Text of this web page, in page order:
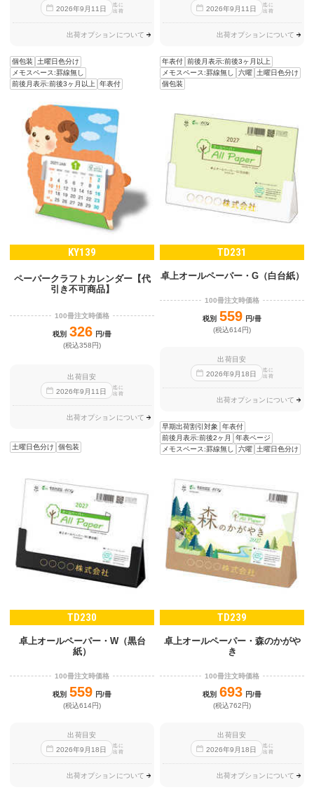
2026年9 月 11 日
迄に
出荷
出荷オプションについて
個包装
土曜日色分け
メモスペース:罫線無し
前後月表示:前後3ヶ月以上
年表付
2026年9 月 11 日
迄に
出荷
出荷オプションについて
年表付 前後月表示:前後3ヶ月以上
メモスペース:罫線無し
六曜
土曜日色分け
個包装
KY139
ペーパークラフトカレンダー【代
引き不可商品】
100冊注文時価格
税別 326 円/冊
(税込358円)
出荷目安
2026年9 月11 日
迄に
出荷
出荷オプションについて
土曜日色分け 個包装
TD231
卓上オールペーパー・G（白台紙）
100冊注文時価格
税別 559 円/冊
(税込614円)
出荷目安
2026年9 月 18 日
迄に
出荷
出荷オプションについて
早期出荷割引対象
年表付
前後月表示:前後2ヶ月
年表ページ
メモスペース:罫線無し
六曜 土曜日色分け
TD230
卓上オールペーパー・W（黒台
紙）
100冊注文時価格
税別 559 円/冊
(税込614円)
出荷目安
2026年9 月 18 日
迄に
出荷
出荷オプションについて
TD239
卓上オールペーパー・森のかがや
き
100冊注文時価格
税別 693 円/冊
(税込762円)
出荷目安
2026年9 月 18 日
迄に
出荷
出荷オプションについて